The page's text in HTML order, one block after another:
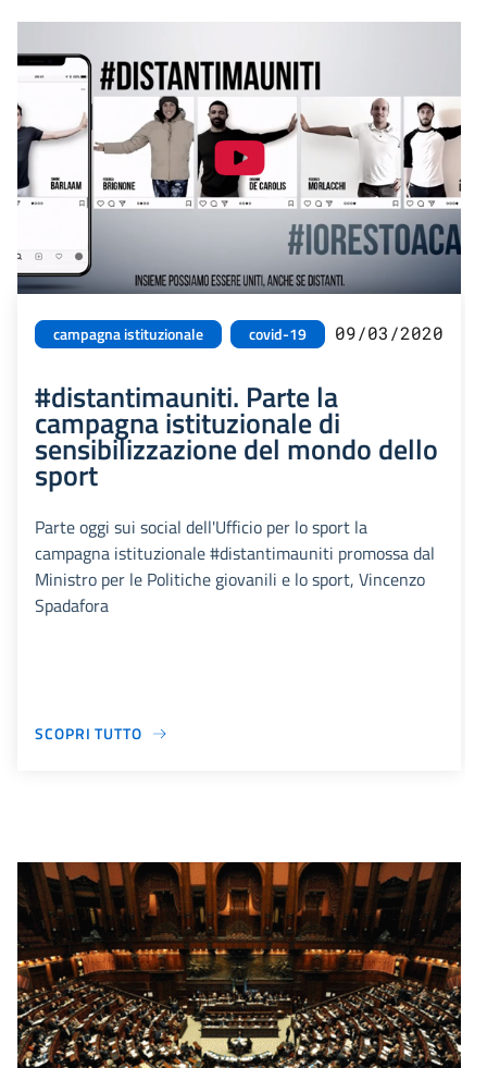
campagna istituzionale covid-19 09/03/2020
#distantimauniti. Parte la
campagna istituzionale di
sensibilizzazione del mondo dello
sport
Parte oggi sui social dell'Ufficio per lo sport la
campagna istituzionale #distantimauniti promossa dal
Ministro per le Politiche giovanili e lo sport, Vincenzo
Spadafora
SCOPRI TUTTO